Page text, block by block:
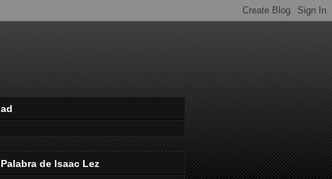
ad
Palabra de Isaac Lez